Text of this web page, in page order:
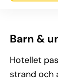
Barn &
Hotellet
strand och